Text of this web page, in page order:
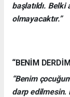
başlatıldı.
olmayacaktır.”
“BENİM
“Benim
darp edilmesin.